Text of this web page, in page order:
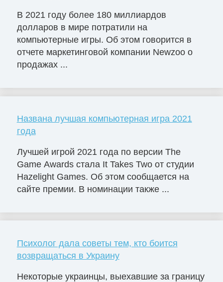
В 2021 году более 180 миллиардов
долларов в мире потратили на
компьютерные игры. Об этом говорится в
отчете маркетинговой компании Newzoo о
продажах ...
Названа лучшая компьютерная игра 2021
года
Лучшей игрой 2021 года по версии The
Game Awards стала It Takes Two от студии
Hazelight Games. Об этом сообщается на
сайте премии. В номинации также ...
Психолог дала советы тем, кто боится
возвращаться в Украину
Некоторые украинцы, выехавшие за границу